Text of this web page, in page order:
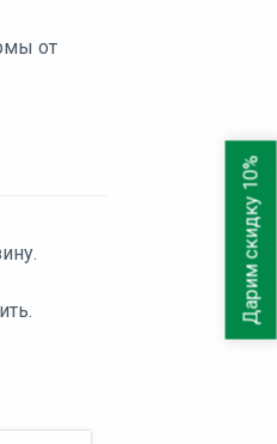
от
Дарим скидку 10%